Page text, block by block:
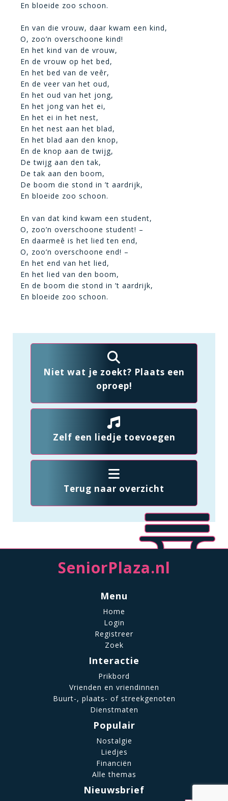
En bloeide zoo schoon.
En van die vrouw, daar kwam een kind,
O, zoo’n overschoone kind!
En het kind van de vrouw,
En de vrouw op het bed,
En het bed van de veêr,
En de veer van het oud,
En het oud van het jong,
En het jong van het ei,
En het ei in het nest,
En het nest aan het blad,
En het blad aan den knop,
En de knop aan de twijg,
De twijg aan den tak,
De tak aan den boom,
De boom die stond in ’t aardrijk,
En bloeide zoo schoon.
En van dat kind kwam een student,
O, zoo’n overschoone student! –
En daarmeê is het lied ten end,
O, zoo’n overschoone end! –
En het end van het lied,
En het lied van den boom,
En de boom die stond in ’t aardrijk,
En bloeide zoo schoon.
Niet wat je zoekt? Plaats een
oproep!
Zelf een liedje toevoegen
Terug naar overzicht
SeniorPlaza.nl
Menu
Home
Login
Registreer
Zoek
Interactie
Prikbord
Vrienden en vriendinnen
Buurt-, plaats- of streekgenoten
Dienstmaten
Populair
Nostalgie
Liedjes
Financiën
Alle themas
Nieuwsbrief